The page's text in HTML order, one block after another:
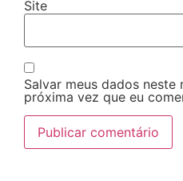
Site
Salvar meus dados neste
próxima vez que eu